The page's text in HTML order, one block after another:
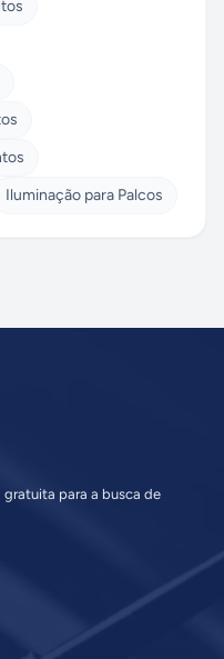
Iluminação para Palcos
para a busca de